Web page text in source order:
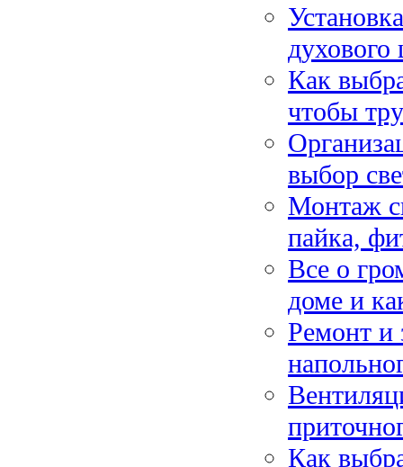
духового
Как
чтобы
выбор
Монтаж
пайка,
Все о
доме и
Ремонт и
Как